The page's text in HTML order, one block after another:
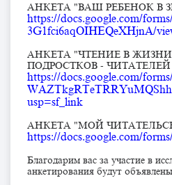
АНКЕТА "ВАШ РЕБЕНОК В
https://docs.google.com/
3G1fci6aqOIHEQeXHjnA/
АНКЕТА "ЧТЕНИЕ В
ПОДРОСТКОВ -
https://docs.google.com/
usp=sf_link
АНКЕТА "МОЙ
https://docs.google.com/
Благодарим вас за участие в
анкетирования будут